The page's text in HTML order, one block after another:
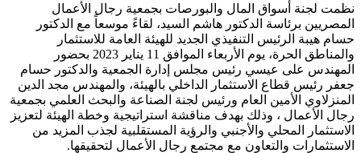
نظمت لجنة أسواق المال والبورصات بجمعية رجال الأعمال
المصريين برئاسة الدكتور هاشم السيد، لقاءً موسعاً مع الدكتور
حسام هيبة الرئيس التنفيذي الجديد للهيئة العامة للاستثمار
والمناطق الحرة، يوم الأربعاء الموافق 11 يناير 2023 بحضور
المهندس على عيسي رئيس مجلس إدارة الجمعية والدكتور حسام
جعفر رئيس قطاع الاستثمار الداخلي بالهيئة، والمهندس مجد الدين
المنزلاوي الأمين العام ورئيس لجنة الصناعة والبحث العلمي بجمعية
رجال الأعمال ، وذلك بهدف مناقشة استراتيجية وخطة الهيئة لتعزيز
الاستثمار المحلي والأجنبي والرؤية المستقلبية لجذب المزيد من
الاستثمارات والتعاون مع مجتمع رجال الأعمال لتحقيقها.